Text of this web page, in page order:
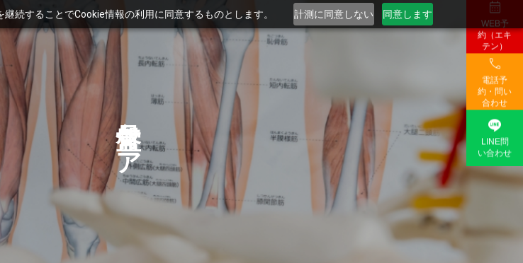
続することでCookie情報の利用に同意するものとします。 計測に同意しない 同意します 
WEB予
約（エキ
テン）

電話予
約・問い
合わせ

LINE問
い合わせ
ケ
ア